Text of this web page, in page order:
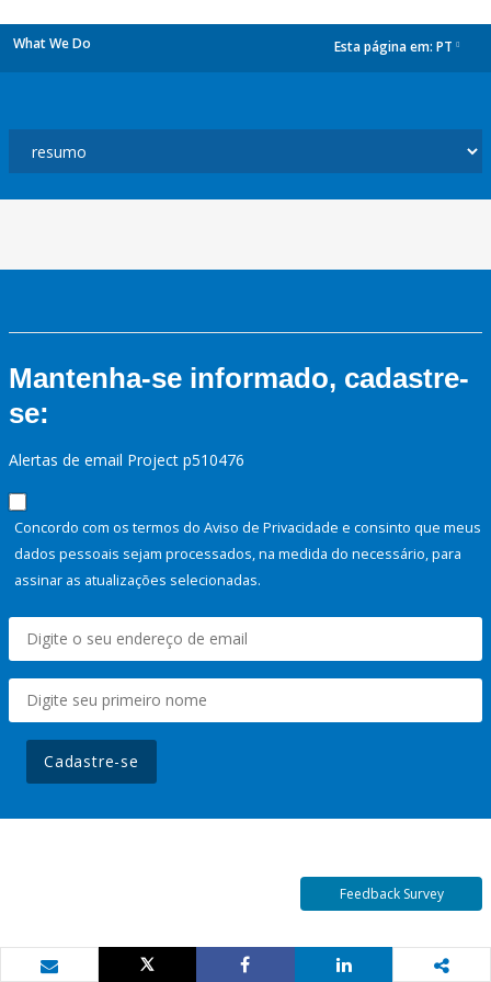
What We Do Esta página em: PT
Mantenha-se informado, cadastre-
se:
Alertas de email Project p510476
Concordo com os termos do Aviso de Privacidade e consinto que meus
dados pessoais sejam processados, na medida do necessário, para
assinar as atualizações selecionadas.
Cadastre-se
Feedback Survey